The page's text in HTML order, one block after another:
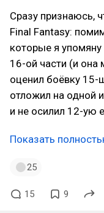
Сразу признаюсь,
Final Fantasy:
которые я
16-ой части (и она
оценил боёвку 15-
отложил на одной
и не осилил 12-ую
Показать
25
15 9